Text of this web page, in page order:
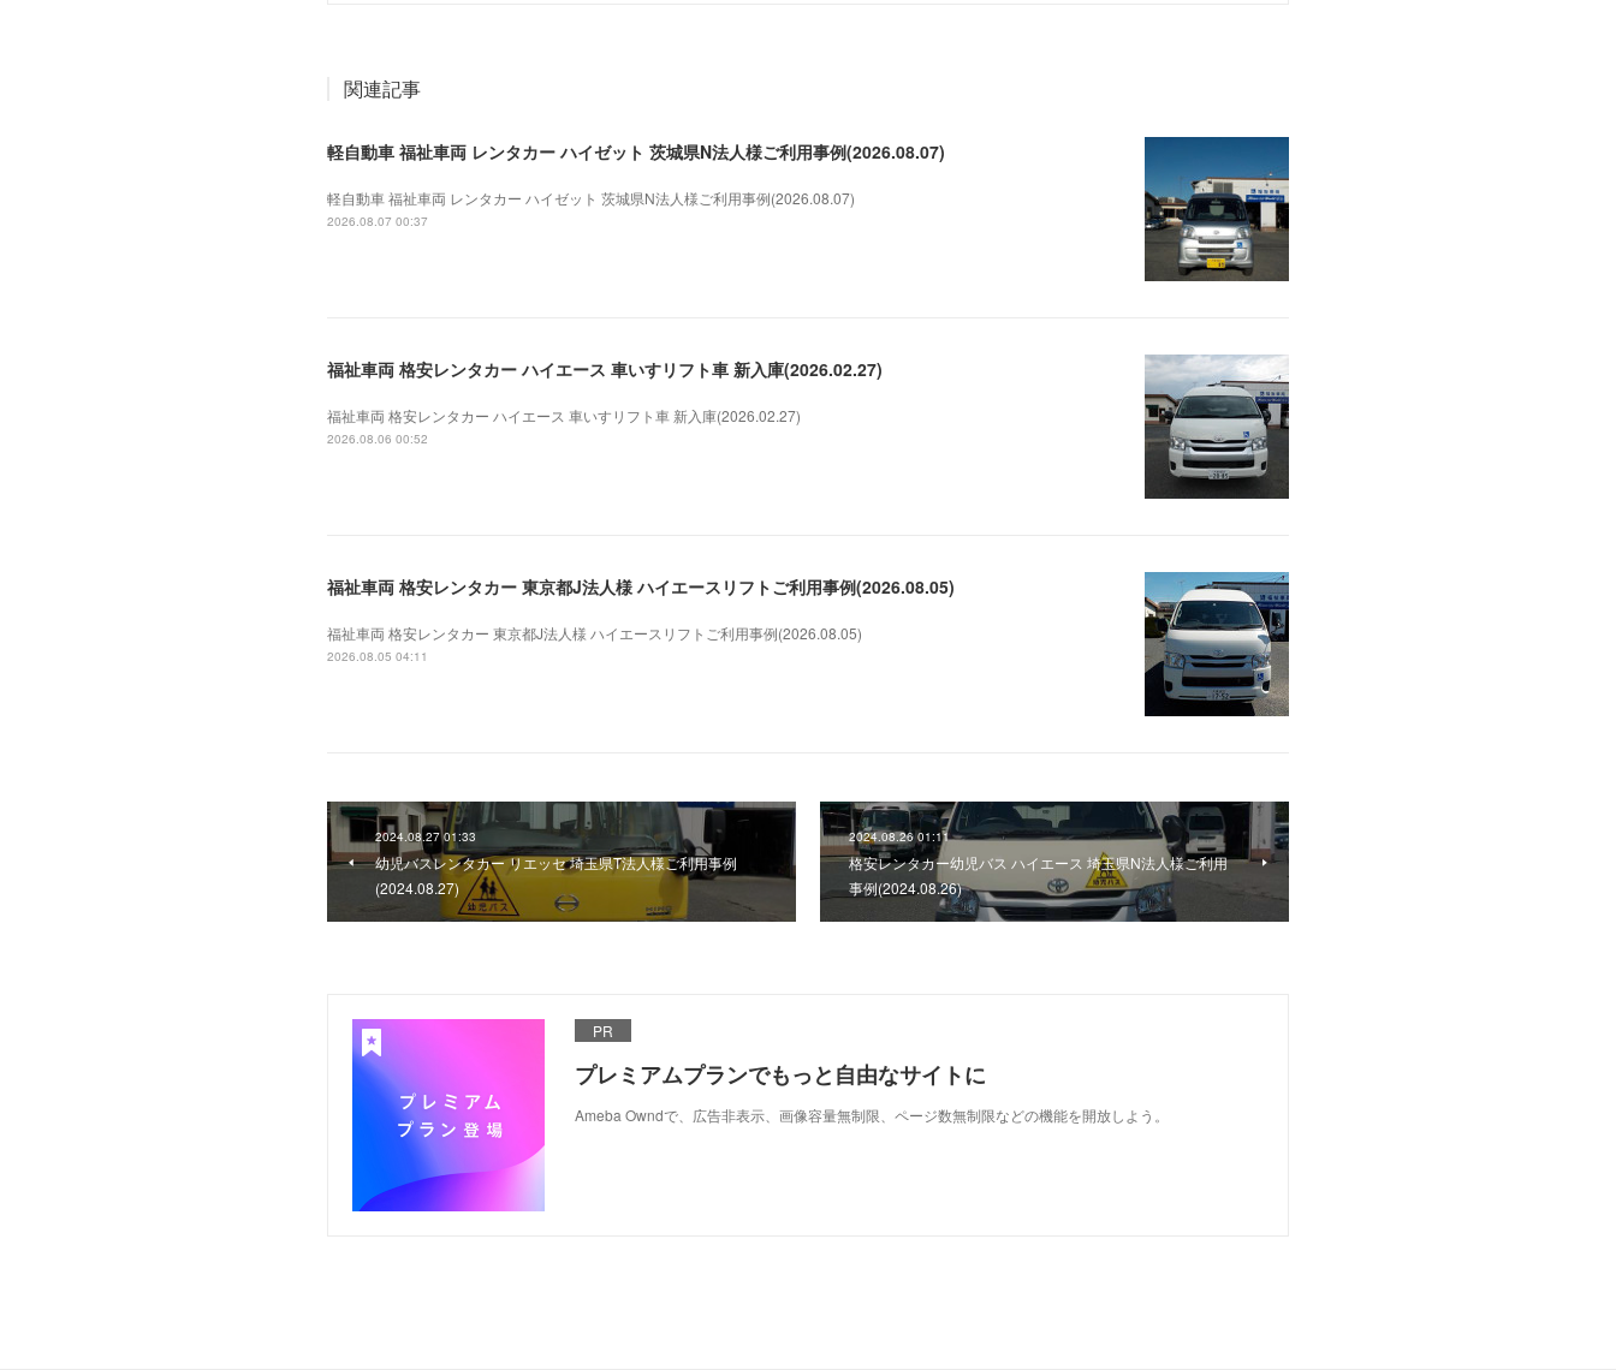
関連記事
軽自動車 福祉車両 レンタカー ハイゼット 茨城県N法人様ご利用事例(2026.08.07)
軽自動車 福祉車両 レンタカー ハイゼット 茨城県N法人様ご利用事例(2026.08.07)
2026.08.07 00:37
福祉車両 格安レンタカー ハイエース 車いすリフト車 新入庫(2026.02.27)
福祉車両 格安レンタカー ハイエース 車いすリフト車 新入庫(2026.02.27)
2026.08.06 00:52
福祉車両 格安レンタカー 東京都J法人様 ハイエースリフトご利用事例(2026.08.05)
福祉車両 格安レンタカー 東京都J法人様 ハイエースリフトご利用事例(2026.08.05)
2026.08.05 04:11
2024.08.27 01:33
幼児バスレンタカー リエッセ 埼玉県T法人様ご利用事例
(2024.08.27)
2024.08.26 01:11
格安レンタカー幼児バス ハイエース 埼玉県N法人様ご利用
事例(2024.08.26)
PR
プレミアムプランでもっと自由なサイトに
Ameba Owndで、広告非表示、画像容量無制限、ページ数無制限などの機能を開放しよう。